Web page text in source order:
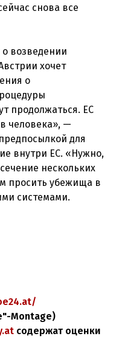
снова все
возведении
хочет
о
продолжаться. ЕС
человека», —
для
внутри ЕС. «Нужно,
нескольких
просить убежища в
Montage)
содержат оценки